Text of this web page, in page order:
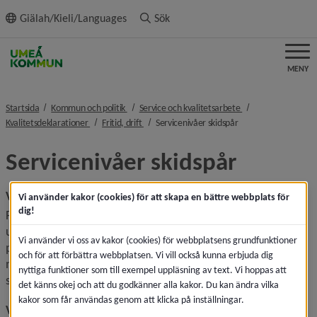
innehållet
Giälah/Kieli/Languages Sök
MENY
Startsida Kommun och politik nivå i brödsmulenavigeringen
Service och kvalitetsarbete nivå i
Kvalitetsdeklarationer nivå i brödsmulenavigeringen
Fritid, drift nivå i brödsmulenavigeringen
Servicenivåer skidspårnivå i
Servicenivåer skidspår
Vårt uppdrag
Fritidsförvaltningen sköter elbelysta skidspår och dagspår
utan belysning. Service består av fristil och/eller klassisk
preparering. Vid tävlingar eller arrangemang gäller inte
nedanstående prioriteringar. Skidspåren används
sommartid som motionsspår.
Vi lovar måndag till fredag (helgfria veckodagar)
Vi använder kakor (cookies) för att skapa en bättre webbplats för
dig!
Vi använder vi oss av kakor (cookies) för webbplatsens grundfunktioner
och för att förbättra webbplatsen. Vi vill också kunna erbjuda dig
nyttiga funktioner som till exempel uppläsning av text. Vi hoppas att
det känns okej och att du godkänner alla kakor. Du kan ändra vilka
kakor som får användas genom att klicka på inställningar.